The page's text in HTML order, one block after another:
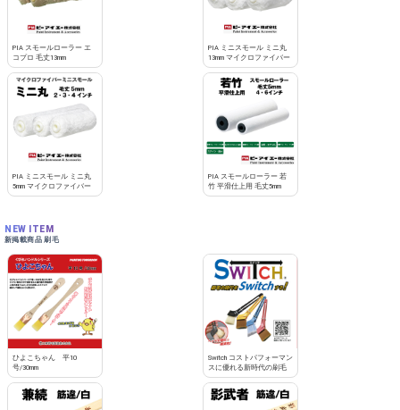
PIA スモールローラー エ
コプロ 毛丈13mm
PIA ミニスモール ミニ丸
13mm マイクロファイバー
PIA ミニスモール ミニ丸
5mm マイクロファイバー
PIA スモールローラー 若
竹 平滑仕上用 毛丈5mm
NEW ITEM
新掲載商品 刷毛
ひよこちゃん 平10
号/30mm
Switch コストパフォーマン
スに優れる新時代の刷毛